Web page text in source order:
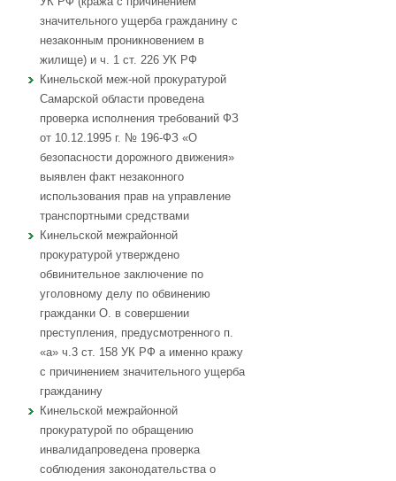
значительного ущерба гражданину с
незаконным проникновением в
жилище) и ч. 1 ст. 226 УК РФ
Кинельской меж-ной прокуратурой
Самарской области проведена
проверка исполнения требований ФЗ
от 10.12.1995 г. № 196-ФЗ «О
безопасности дорожного движения»
выявлен факт незаконного
использования прав на управление
транспортными средствами
Кинельской межрайонной
прокуратурой утверждено
обвинительное заключение по
уголовному делу по обвинению
гражданки О. в совершении
преступления, предусмотренного п.
«а» ч.3 ст. 158 УК РФ а именно кражу
с причинением значительного ущерба
гражданину
Кинельской межрайонной
прокуратурой по обращению
инвалидапроведена проверка
соблюдения законодательства о